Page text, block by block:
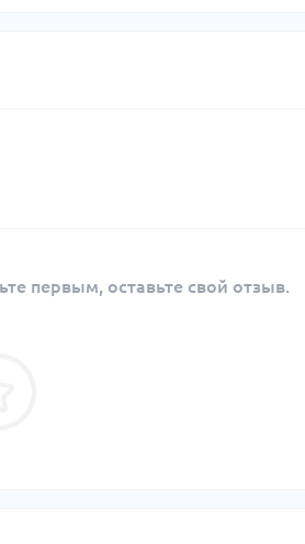
первым, оставьте свой отзыв.